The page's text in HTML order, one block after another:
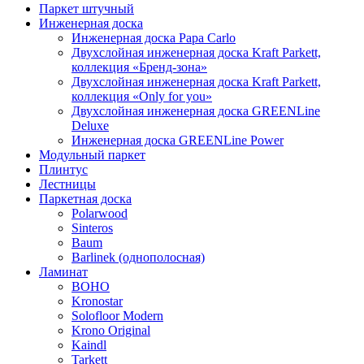
Паркет штучный
Инженерная доска
Инженерная доска Papa Carlo
Двухслойная инженерная доска Kraft Parkett,
коллекция «Бренд-зона»
Двухслойная инженерная доска Kraft Parkett,
коллекция «Only for you»
Двухслойная инженерная доска GREENLine
Deluxe
Инженерная доска GREENLine Power
Модульный паркет
Плинтус
Лестницы
Паркетная доска
Polarwood
Sinteros
Baum
Barlinek (однополосная)
Ламинат
BOHO
Kronostar
Solofloor Modern
Krono Original
Kaindl
Tarkett